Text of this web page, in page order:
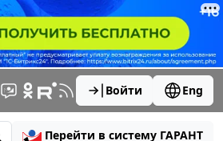
Войти Eng
Перейти в систему ГАРАНТ